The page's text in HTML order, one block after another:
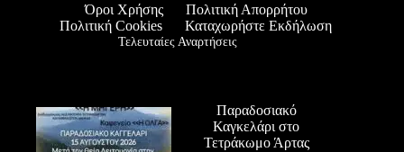
Όροι Χρήσης
Πολιτική Απορρήτου
Πολιτική Cookies
Καταχωρήστε Εκδήλωση
Τελευταίες Αναρτήσεις
Παραδοσιακό
Καγκελάρι στο
Τετράκωμο Άρτας